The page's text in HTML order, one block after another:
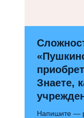
Знаете,
Напишите —